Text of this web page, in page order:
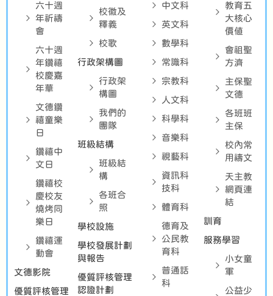
六十週
年祈禱
會
六十週
年鑽禧
校慶嘉
年華
文德鑽
禧童樂
日
鑽禧中
文日
鑽禧校
慶校友
燒烤同
樂日
鑽禧運
動會
文德影院
優質評核管理
校徽及
釋義
校歌
行政架構圖
行政架
構圖
我們的
團隊
班級結構
班級結
構
各班合
照
學校設施
學校發展計劃
與報告
優質評核管理
認證計劃
中文科
英文科
數學科
常識科
宗教科
人文科
科學科
音樂科
視藝科
資訊科
技科
體育科
德育及
公民教
育科
普通話
科
教育五
大核心
價值
會祖聖
方濟
主保聖
文德
各班班
主保
校內常
用禱文
天主教
網頁連
結
訓育
服務學習
小女童
軍
公益少